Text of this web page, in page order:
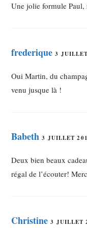
Une jolie formule
frederique 3
Oui Martin, du
venu jusque là !
Babeth 3 JUILLET
Deux bien beaux
régal de l’écouter!
Christine 3 JUILLET